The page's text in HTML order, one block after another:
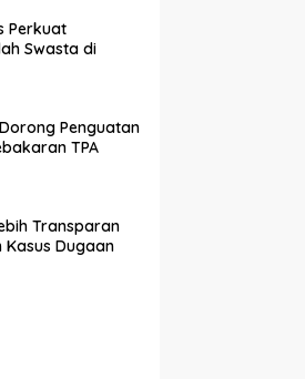
Perkuat
Swasta di
Penguatan
TPA
Transparan
Dugaan